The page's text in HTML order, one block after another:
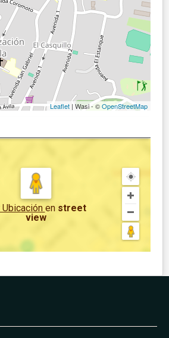
Leaflet | Wasi - ©OpenStreetMap
Ubicación en street
view